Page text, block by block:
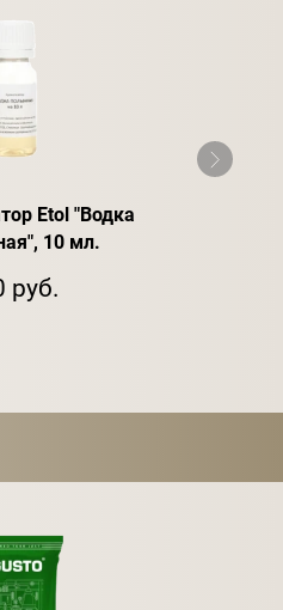
Etol "Водка
10 мл.
руб.